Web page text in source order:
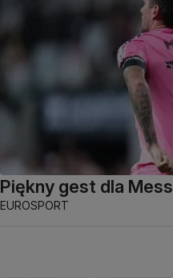
Piękny gest dla
EUROSPORT